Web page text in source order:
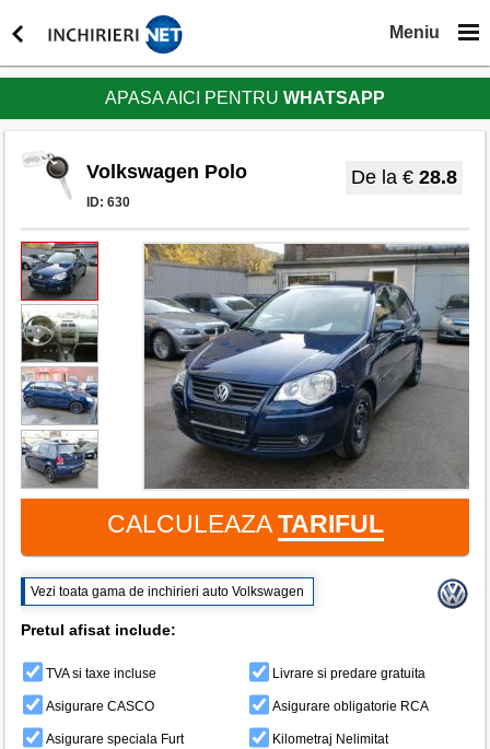
Meniu
APASA AICI PENTRUWHATSAPP
Volkswagen Polo
ID: 630
De la € 28.8
CALCULEAZATARIFUL
Vezi toata gama de inchirieri auto Volkswagen
Pretul afisat include:
TVA si taxe incluse Livrare si predare gratuita
Asigurare CASCO Asigurare obligatorie RCA
Asigurare speciala Furt Kilometraj Nelimitat